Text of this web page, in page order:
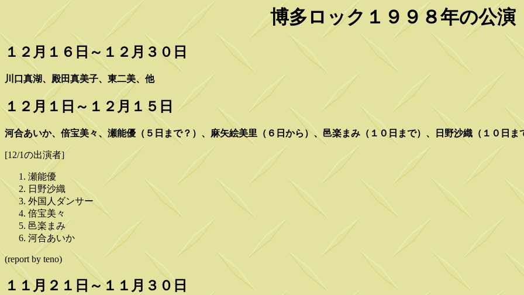
博多ロック１９９８年の公演
１２月１６日～１２月３０日
川口真湖、殿田真美子、東二美、他
１２月１日～１２月１５日
河合あいか、倍宝美々、瀬能優（５日まで？）、麻矢絵美里（６日から）、邑楽まみ（１０日まで）、日野沙織（１０日ま
[12/1の出演者]
瀬能優
日野沙織
外国人ダンサー
倍宝美々
邑楽まみ
河合あいか
(report by teno)
１１月２１日～１１月３０日